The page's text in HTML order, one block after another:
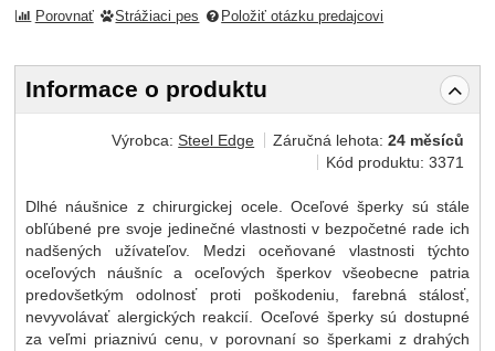
Porovnať Strážiaci pes Položiť otázku predajcovi
Informace o produktu
Výrobca:Steel Edge Záručná lehota:24 měsíců
Kód produktu:3371
Dlhé náušnice z chirurgickej ocele. Oceľové šperky sú stále
obľúbené pre svoje jedinečné vlastnosti v bezpočetné rade ich
nadšených užívateľov. Medzi oceňované vlastnosti týchto
oceľových náušníc a oceľových šperkov všeobecne patria
predovšetkým odolnosť proti poškodeniu, farebná stálosť,
nevyvolávať alergických reakcií. Oceľové šperky sú dostupné
za veľmi priaznivú cenu, v porovnaní so šperkami z drahých